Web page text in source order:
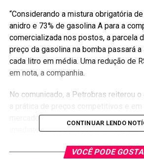
“Considerando a mistura obrigatória
anidro e 73% de gasolina A para a
comercializada nos postos, a parcela
preço da gasolina na bomba passará a
cada litro em média. Uma redução de
em nota, a companhia.
No comunicado, a Petrobras reiterou
mercado, “ao mesmo tempo em que
imediato para os preços internos, das
conjunturais”.
CONTINUAR LENDO
VOCÊ PODE